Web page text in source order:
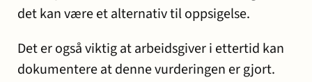
det kan være et alternativ til oppsigelse.
Det er også viktig at arbeidsgiver i ettertid kan
dokumentere at denne vurderingen er gjort.